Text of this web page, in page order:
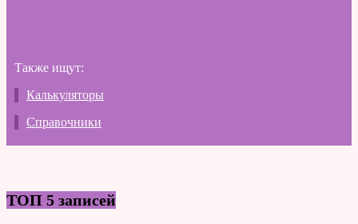
Также ищут:
Калькуляторы
Справочники
ТОП 5 записей